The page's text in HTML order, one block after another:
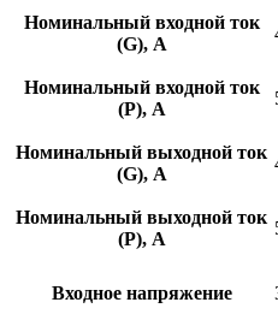
Номинальный входной ток
(G), A
Номинальный входной ток
(P), A
Номинальный выходной ток
(G), A
Номинальный выходной ток
(P), A
Входное напряжение